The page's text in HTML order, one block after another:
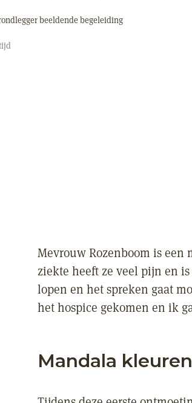
beeldende begeleiding
Mevrouw Rozenboom is een
ziekte heeft ze veel pijn en
lopen en het spreken gaat
het hospice gekomen en ik
Mandala kleuren